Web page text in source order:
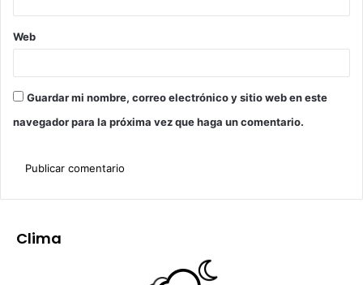
Web
Guardar mi nombre, correo electrónico y sitio web en este
navegador para la próxima vez que haga un comentario.
Clima